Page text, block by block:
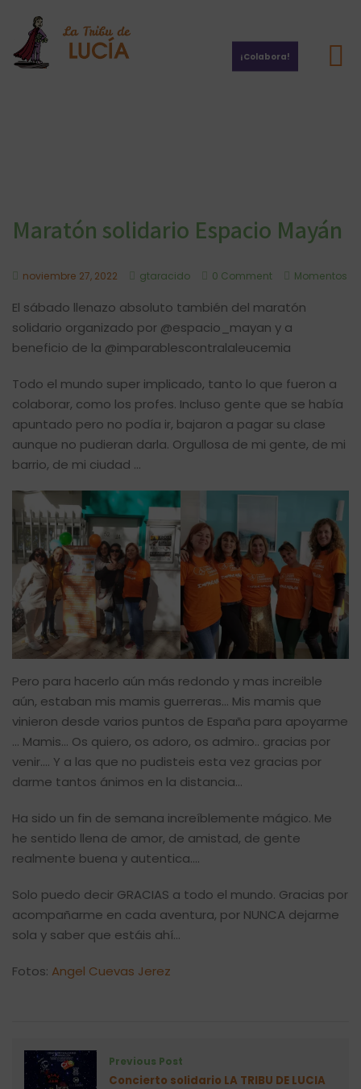
¡Colabora!
Maratón solidario Espacio Mayán
noviembre 27, 2022 gtaracido 0 Comment Momentos
El sábado llenazo absoluto también del maratón
solidario organizado por @espacio_mayan y a
beneficio de la @imparablescontralaleucemia
Todo el mundo super implicado, tanto lo que fueron a
colaborar, como los profes. Incluso gente que se había
apuntado pero no podía ir, bajaron a pagar su clase
aunque no pudieran darla. Orgullosa de mi gente, de mi
barrio, de mi ciudad …
Pero para hacerlo aún más redondo y mas increible
aún, estaban mis mamis guerreras… Mis mamis que
vinieron desde varios puntos de España para apoyarme
… Mamis… Os quiero, os adoro, os admiro.. gracias por
venir…. Y a las que no pudisteis esta vez gracias por
darme tantos ánimos en la distancia…
Ha sido un fin de semana increíblemente mágico. Me
he sentido llena de amor, de amistad, de gente
realmente buena y autentica….
Solo puedo decir GRACIAS a todo el mundo. Gracias por
acompañarme en cada aventura, por NUNCA dejarme
sola y saber que estáis ahí…
Fotos: Angel Cuevas Jerez
Previous Post
Concierto solidario LA TRIBU DE LUCIA